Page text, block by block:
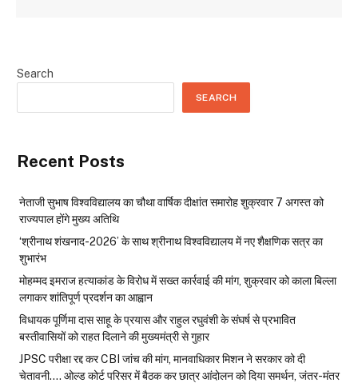
Search
SEARCH
Recent Posts
नेताजी सुभाष विश्वविद्यालय का चौथा वार्षिक दीक्षांत समारोह शुक्रवार 7 अगस्त को
राज्यपाल होंगे मुख्य अतिथि
‘श्रीनाथ शंखनाद-2026’ के साथ श्रीनाथ विश्वविद्यालय में नए शैक्षणिक सत्र का
शुभारंभ
मोहम्मद इमराज हत्याकांड के विरोध में सख्त कार्रवाई की मांग, शुक्रवार को काला बिल्ला
लगाकर शांतिपूर्ण प्रदर्शन का आह्वान
विधायक पूर्णिमा दास साहू के प्रयास और राहुल रघुवंशी के संघर्ष से प्रभावित
बस्तीवासियों को राहत दिलाने की मुख्यमंत्री से गुहार
JPSC परीक्षा रद्द कर CBI जांच की मांग, मानवाधिकार मिशन ने सरकार को दी
चेतावनी…. ओल्ड कोर्ट परिसर में बैठक कर छात्र आंदोलन को दिया समर्थन, जंतर-मंतर